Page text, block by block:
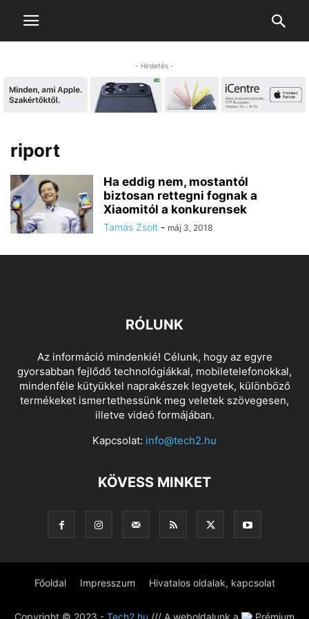
- Hirdetés -
riport
Ha eddig nem, mostantól
biztosan rettegni fognak a
Xiaomitól a konkurensek
Tamás Zsolt - máj 3, 2018
RÓLUNK
Az információ mindenkié! Célunk, hogy az egyre
gyorsabban fejlődő technológiákkal, mobiletelefonokkal,
mindenféle kütyükkel naprakészek legyetek, különböző
termékeket ismertethessünk meg veletek szövegesen,
illetve videó formájában.
Kapcsolat: info@tech2.hu
KÖVESS MINKET
Főoldal Impresszum Hivatalos oldalak, kapcsolat